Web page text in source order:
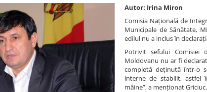
Autor: Irina Miron
Comisia Națională de
Municipale de Sănătate,
edilul nu a inclus în
Potrivit șefului Comisiei
Moldovanu nu ar fi
completă deținută într-o
interne de stabilit, astfel
mâine”, a menționat Griciuc.